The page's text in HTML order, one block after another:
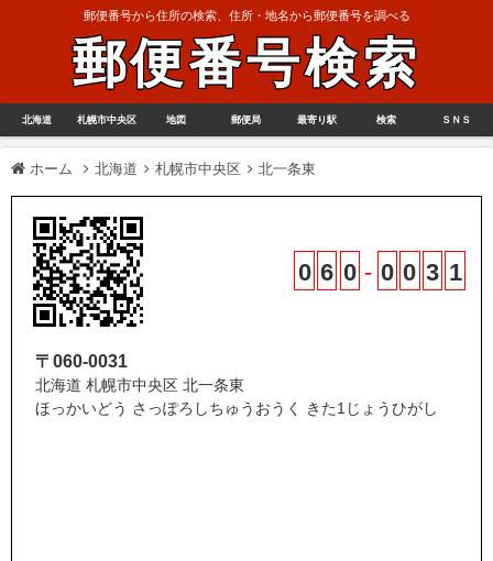
郵便番号から住所の検索、住所・地名から郵便番号を調べる
郵便番号検索
北海道 札幌市中央区 地図 郵便局 最寄り駅 検索 ＳＮＳ
ホーム 北海道 札幌市中央区 北一条東
0 6 0 - 0 0 3 1
〒060-0031
北海道 札幌市中央区 北一条東
ほっかいどう さっぽろしちゅうおうく きた1じょうひがし